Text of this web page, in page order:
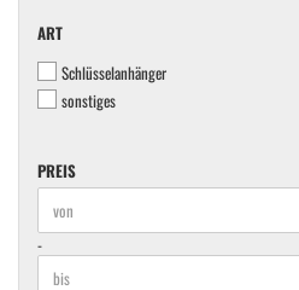
ART
ART
Schlüsselanhänger
sonstiges
PREIS
PREIS
Preis bis
-